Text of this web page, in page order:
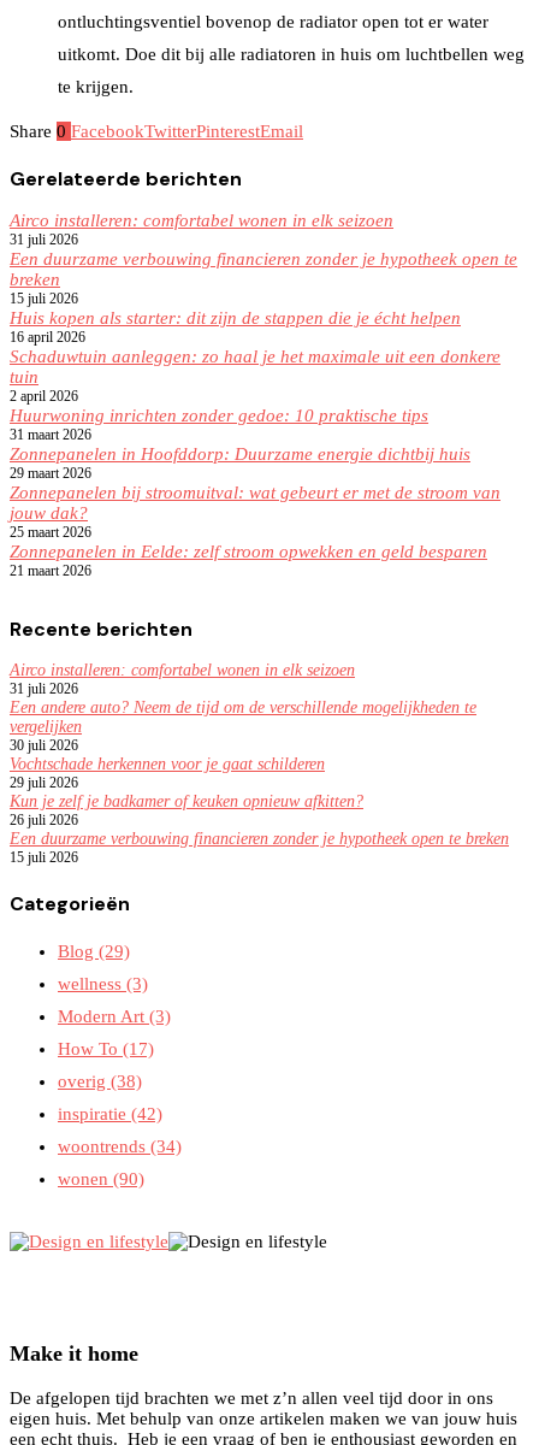
ontluchtingsventiel bovenop de radiator open tot er water
uitkomt. Doe dit bij alle radiatoren in huis om luchtbellen weg
te krijgen.
Share 0 FacebookTwitterPinterestEmail
Gerelateerde berichten
Airco installeren: comfortabel wonen in elk seizoen
31 juli 2026
Een duurzame verbouwing financieren zonder je hypotheek open te
breken
15 juli 2026
Huis kopen als starter: dit zijn de stappen die je écht helpen
16 april 2026
Schaduwtuin aanleggen: zo haal je het maximale uit een donkere
tuin
2 april 2026
Huurwoning inrichten zonder gedoe: 10 praktische tips
31 maart 2026
Zonnepanelen in Hoofddorp: Duurzame energie dichtbij huis
29 maart 2026
Zonnepanelen bij stroomuitval: wat gebeurt er met de stroom van
jouw dak?
25 maart 2026
Zonnepanelen in Eelde: zelf stroom opwekken en geld besparen
21 maart 2026
Recente berichten
Airco installeren: comfortabel wonen in elk seizoen
31 juli 2026
Een andere auto? Neem de tijd om de verschillende mogelijkheden te
vergelijken
30 juli 2026
Vochtschade herkennen voor je gaat schilderen
29 juli 2026
Kun je zelf je badkamer of keuken opnieuw afkitten?
26 juli 2026
Een duurzame verbouwing financieren zonder je hypotheek open te breken
15 juli 2026
Categorieën
Blog (29)
wellness (3)
Modern Art (3)
How To (17)
overig (38)
inspiratie (42)
woontrends (34)
wonen (90)
Make it home
De afgelopen tijd brachten we met z’n allen veel tijd door in ons
eigen huis. Met behulp van onze artikelen maken we van jouw huis
een echt thuis. Heb je een vraag of ben je enthousiast geworden en